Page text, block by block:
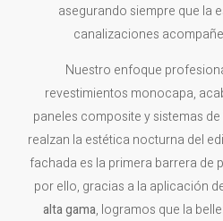
asegurando siempre que la
canalizaciones
Nuestro enfoque
revestimientos monocapa,
paneles composite y sistemas
realzan la estética nocturna del
fachada es la primera barrera de
por ello, gracias a la aplicación
alta gama, logramos que la